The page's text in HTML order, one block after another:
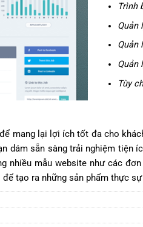
Trình
Quản
Quản
Quản
Tùy
mang lại lợi ích tốt đa cho
dám sẵn sàng trải nghiệm tiện
nhiều mẫu website như các
tạo ra những sản phẩm thực